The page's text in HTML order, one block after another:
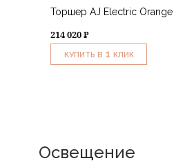
Торшер AJ Electric Orange
214 020 ₽
КУПИТЬ В 1 КЛИК
Освещение